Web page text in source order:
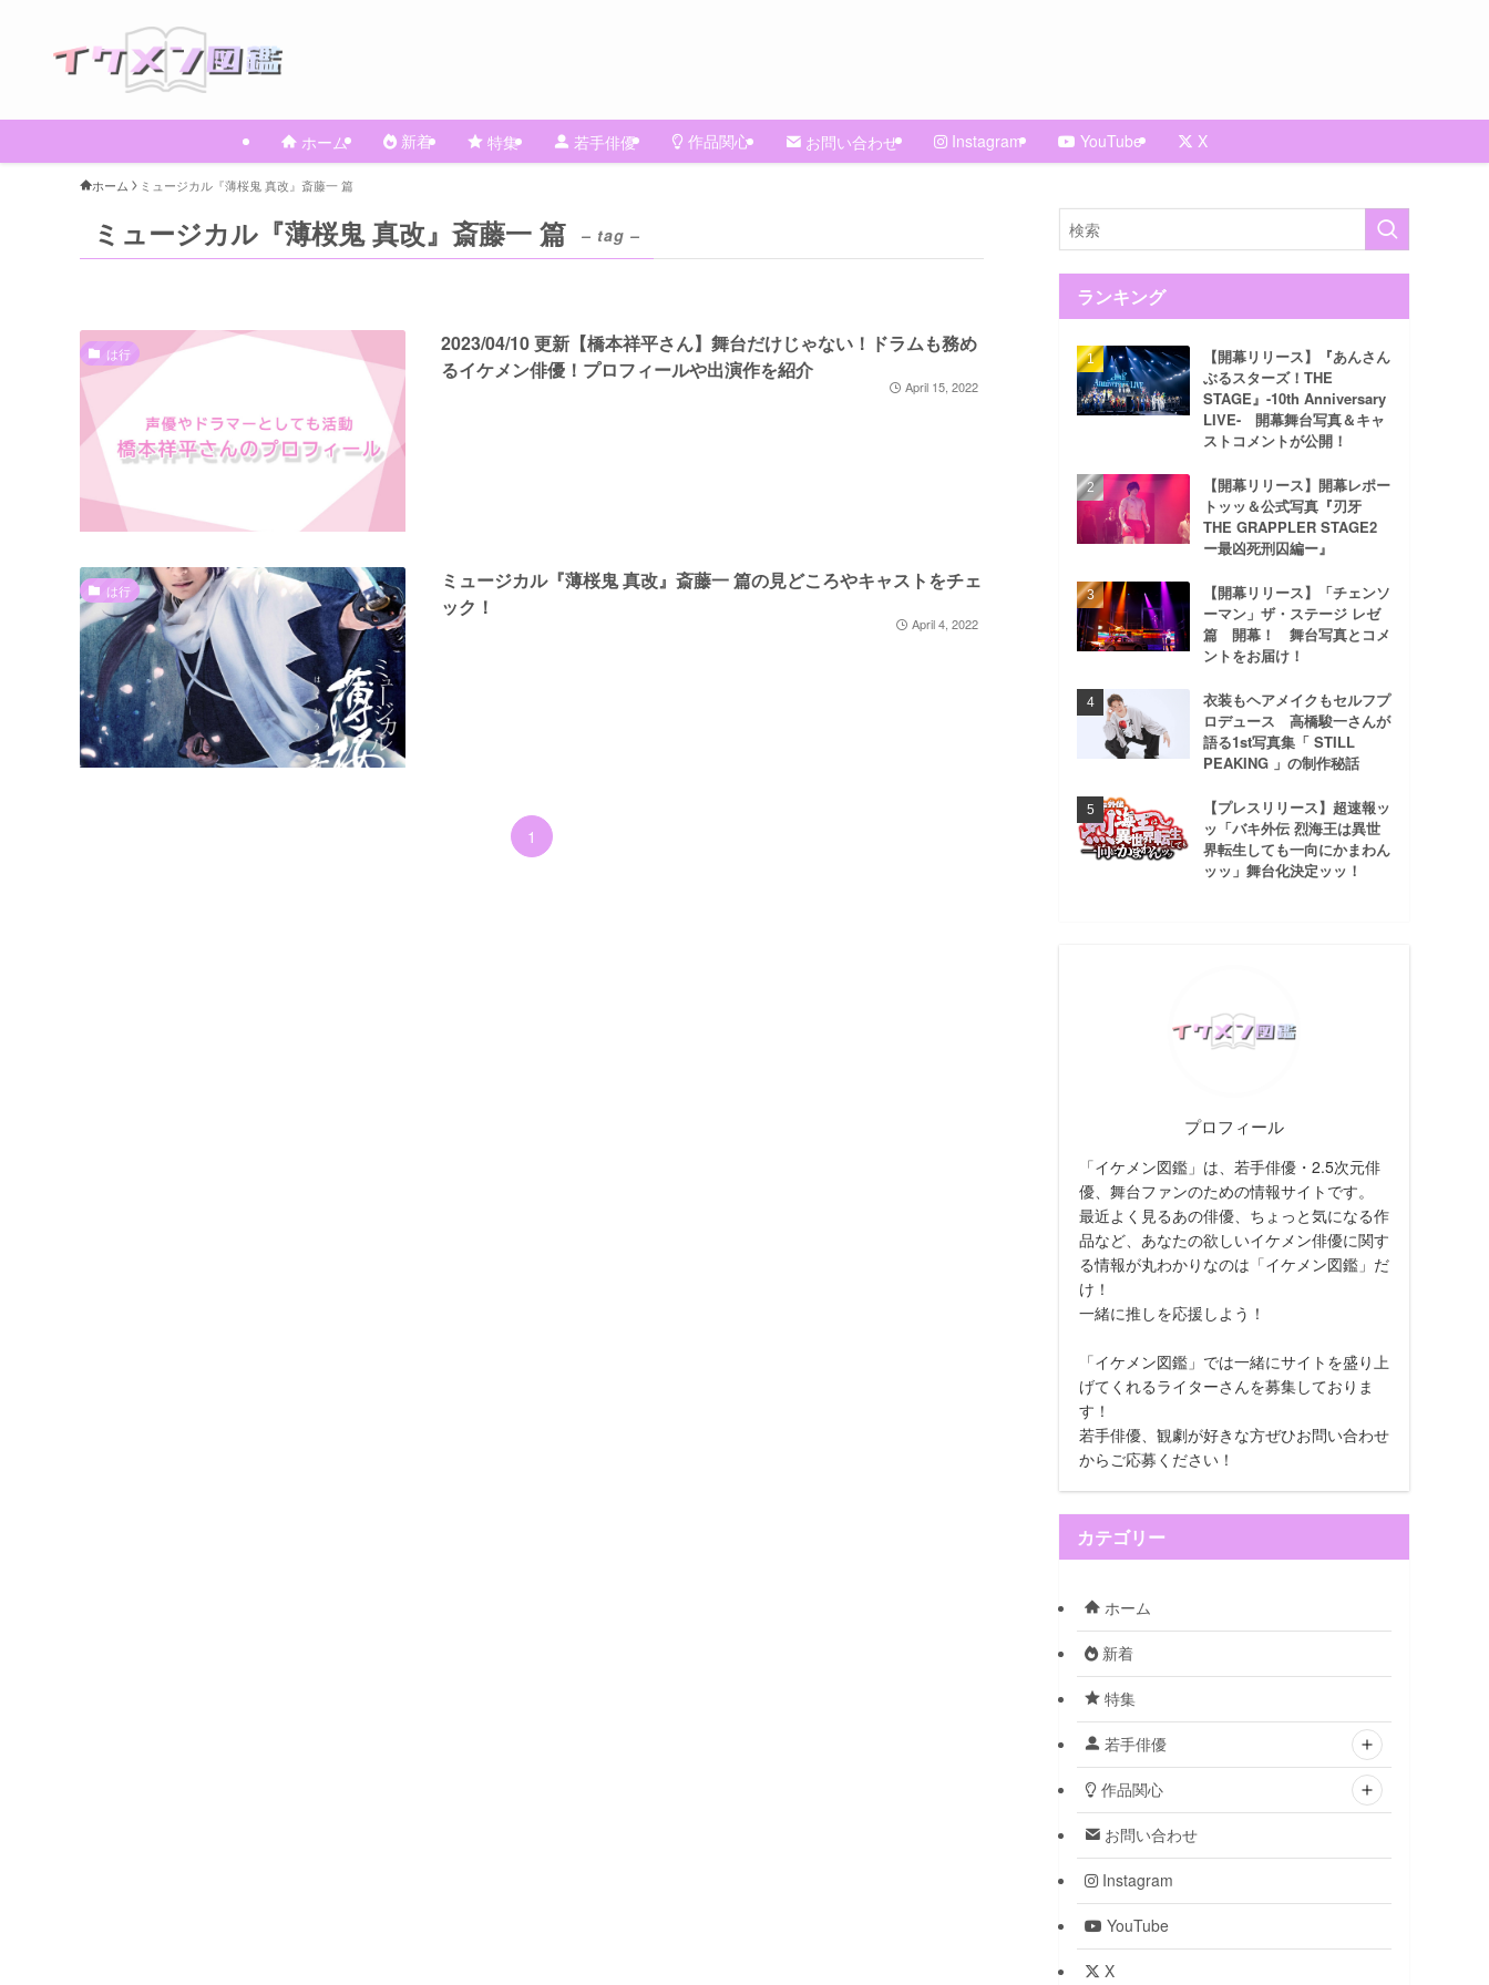
ホーム 新着 特集 若手俳優 作品関心 お問い合わせ Instagram YouTube X
ホーム ミュージカル『薄桜鬼 真改』斎藤一 篇
ミュージカル『薄桜鬼 真改』斎藤一 篇 – tag –
は行
2023/04/10 更新【橋本祥平さん】舞台だけじゃない！ドラムも務め
るイケメン俳優！プロフィールや出演作を紹介
April 15, 2022
は行
ミュージカル『薄桜鬼 真改』斎藤一 篇の見どころやキャストをチェ
ック！
April 4, 2022
1
ランキング
【開幕リリース】『あんさん
ぶるスターズ！THE
STAGE』-10th Anniversary
LIVE- 開幕舞台写真＆キャ
ストコメントが公開！
【開幕リリース】開幕レポー
トッッ＆公式写真『刃牙
THE GRAPPLER STAGE2
ー最凶死刑囚編ー』
【開幕リリース】「チェンソ
ーマン」ザ・ステージ レゼ
篇 開幕！ 舞台写真とコメ
ントをお届け！
衣装もヘアメイクもセルフプ
ロデュース 高橋駿一さんが
語る1st写真集「 STILL
PEAKING 」の制作秘話
【プレスリリース】超速報ッ
ッ「バキ外伝 烈海王は異世
界転生しても一向にかまわん
ッッ」舞台化決定ッッ！
プロフィール
「イケメン図鑑」は、若手俳優・2.5次元俳
優、舞台ファンのための情報サイトです。
最近よく見るあの俳優、ちょっと気になる作
品など、あなたの欲しいイケメン俳優に関す
る情報が丸わかりなのは「イケメン図鑑」だ
け！
一緒に推しを応援しよう！
「イケメン図鑑」では一緒にサイトを盛り上
げてくれるライターさんを募集しておりま
す！
若手俳優、観劇が好きな方ぜひお問い合わせ
からご応募ください！
カテゴリー
ホーム
新着
特集
若手俳優
作品関心
お問い合わせ
Instagram
YouTube
X